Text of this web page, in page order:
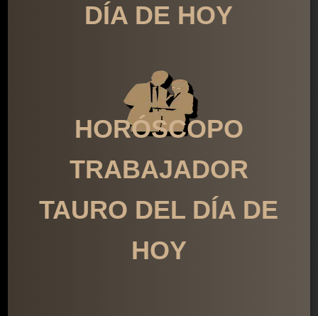
DÍA DE HOY
HORÓSCOPO
TRABAJADOR
TAURO DEL DÍA DE
HOY